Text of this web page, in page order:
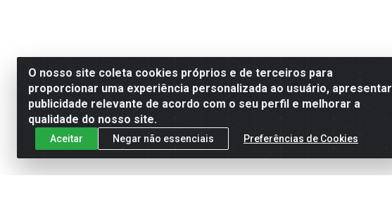
O nosso site coleta cookies próprios e de terceiros para
proporcionar uma experiência personalizada ao usuário, apresentar
publicidade relevante de acordo com o seu perfil e melhorar a
qualidade do nosso site.
Aceitar Negar não essenciais Preferências de Cookies